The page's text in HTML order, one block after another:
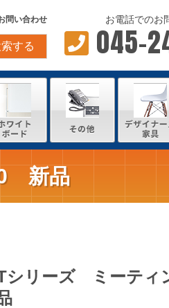
問い合わせ
する
お電話でのお
045-
新品
シリーズ ミーティ